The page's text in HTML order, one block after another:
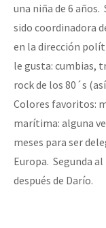
una niña de 6 años.
sido coordinadora
en la dirección
le gusta: cumbias,
rock de los 80´s
Colores favoritos:
marítima: alguna
meses para ser
Europa. Segunda
después de Darío.